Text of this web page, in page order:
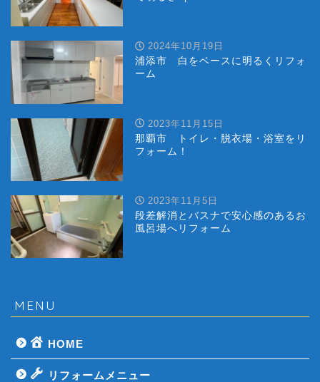
2024年10月19日
浦添市 白をベースに明るくリフォ
ーム
2023年11月15日
那覇市 トイレ・脱衣場・浴室をリ
フォーム！
2023年11月5日
段差解消とバスナで安心感のあるお
風呂場へリフォーム
MENU
HOME
リフォームメニュー